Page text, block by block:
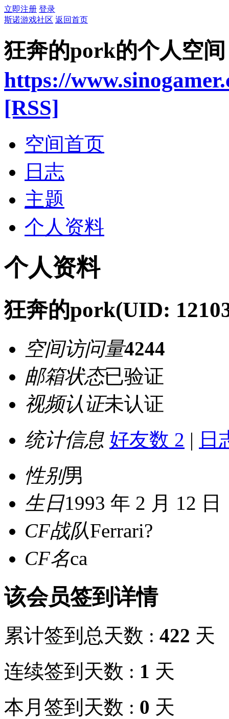
立即注册 登录
斯诺游戏社区 返回首页
狂奔的pork的个人空间
https://
[RSS]
空间首页
日志
主题
个人资料
个人资料
狂奔的pork(UID:
空间访问量4244
邮箱状态已验证
视频认证未认证
统计信息 好友数 2 | 日
性别男
生日1993 年 2 月 12 日
CF战队Ferrari?
CF名ca
该会员签到详情
累计签到总天数 : 422 天
连续签到天数 : 1 天
本月签到天数 : 0 天